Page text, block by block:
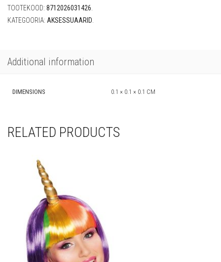
TOOTEKOOD: 8712026031426
KATEGOORIA: AKSESSUAARID
Additional information
DIMENSIONS 0.1 × 0.1 × 0.1 CM
RELATED PRODUCTS